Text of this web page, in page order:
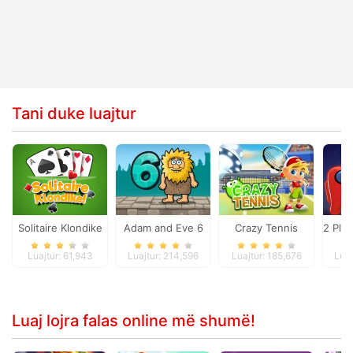
Tani duke luajtur
Solitaire Klondike
Luajtur: 61,943
Adam and Eve 6
Luajtur: 214,596
Crazy Tennis
Luajtur: 185,676
2
Luaj lojra falas online më shumë!